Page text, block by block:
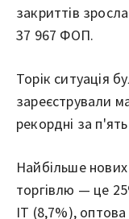
закриттів
37 967 ФОП.
Торік ситуація
зареєстрували
рекордні за
Найбільше
торгівлю — це
ІТ (8,7%), оптова